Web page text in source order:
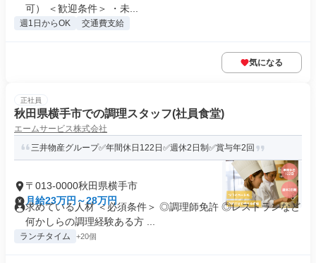
可） ＜歓迎条件＞ ・未...
週1日からOK 交通費支給
気になる
正社員
秋田県横手市での調理スタッフ(社員食堂)
エームサービス株式会社
三井物産グループ✅年間休日122日✅週休2日制✅賞与年2回
〒013-0000秋田県横手市
月給23万円～28万円
求めている人材 ＜必須条件＞ ◎調理師免許 ◎レストランなど
何かしらの調理経験ある方 ...
ランチタイム +20個